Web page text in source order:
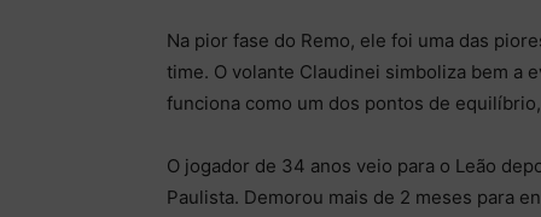
Na pior fase do Remo, ele foi uma das
time. O volante Claudinei simboliza bem a
funciona como um dos pontos de
O jogador de 34 anos veio para o Leão
Paulista. Demorou mais de 2 meses para